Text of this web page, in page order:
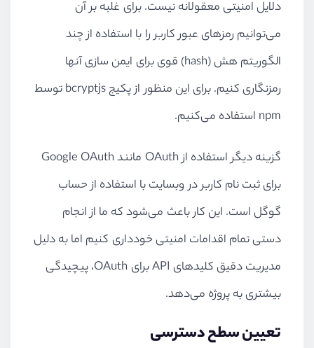
دلایل امنیتی معقولانه نیست. برای غلبه بر آن
می‌توانیم رمزهای عبور کاربر را با استفاده از چند
الگوریتم هش (hash) قوی برای ایمن سازی آنها
رمزنگاری کنیم. برای این منظور از پکیجbcryptjsتوسط
npm استفاده می‌کنیم.
گزینه دیگر استفاده ازOAuth مانندGoogle OAuth
برای ثبت نام کاربر در وبسایت با استفاده از حساب
گوگل است. این کار باعث می‌شود که ما از انجام
دستی تمام اقدامات امنیتی خودداری کنیم اما به دلیل
مدیریت دقیق کلیدهای APIبرای OAuth، پیچیدگی
بیشتری به پروژه می‌دهد.
تعیین سطح دسترسی